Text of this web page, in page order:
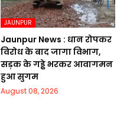
JAUNPUR
Jaunpur News : धान रोपकर
विरोध के बाद जागा विभाग,
सड़क के गड्ढे भरकर आवागमन
हुआ सुगम
August 08, 2026